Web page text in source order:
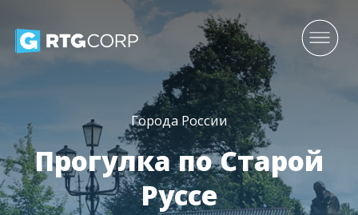
Города России
Прогулка по Старой
Руссе